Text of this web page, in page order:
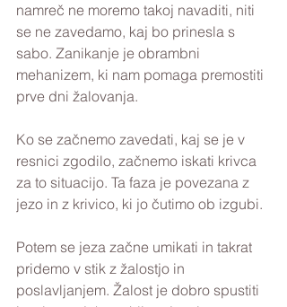
namreč ne moremo takoj navaditi, niti
se ne zavedamo, kaj bo prinesla s
sabo. Zanikanje je obrambni
mehanizem, ki nam pomaga premostiti
prve dni žalovanja.
Ko se začnemo zavedati, kaj se je v
resnici zgodilo, začnemo iskati krivca
za to situacijo. Ta faza je povezana z
jezo in z krivico, ki jo čutimo ob izgubi.
Potem se jeza začne umikati in takrat
pridemo v stik z žalostjo in
poslavljanjem. Žalost je dobro spustiti